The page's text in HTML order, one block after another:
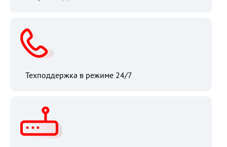
Техподдержка в режиме 24/7